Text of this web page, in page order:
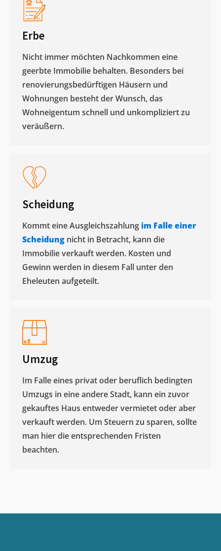
Erbe
Nicht immer möchten Nachkommen eine
geerbte Immobilie behalten. Besonders bei
renovierungsbedürftigen Häusern und
Wohnungen besteht der Wunsch, das
Wohneigentum schnell und unkompliziert zu
veräußern. ​
Scheidung
Kommt eine Ausgleichszahlung im Falle einer
Scheidung nicht in Betracht, kann die
Immobilie verkauft werden. Kosten und
Gewinn werden in diesem Fall unter den
Eheleuten aufgeteilt.​
Umzug
Im Falle eines privat oder beruflich bedingten
Umzugs in eine andere Stadt, kann ein zuvor
gekauftes Haus entweder vermietet oder aber
verkauft werden. Um Steuern zu sparen, sollte
man hier die entsprechenden Fristen
beachten.